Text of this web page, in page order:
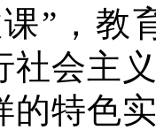
”，教
社会主
的特色